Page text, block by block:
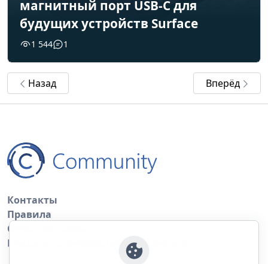
магнитный порт USB-C для
будущих устройств Surface
1 544 1
Назад Вперёд
Контакты
Правила
Обратная связь
Правила копирования материалов